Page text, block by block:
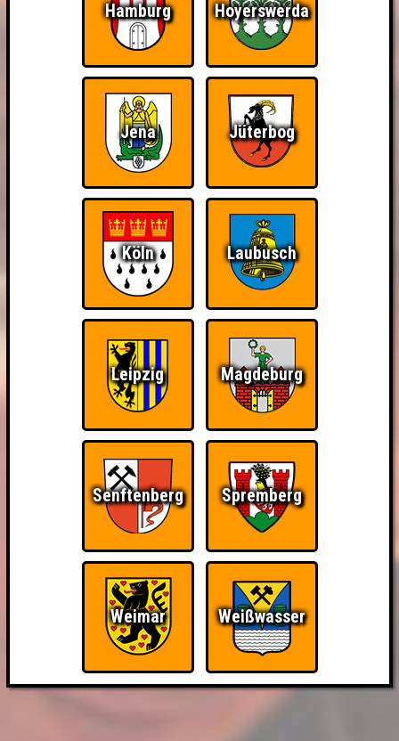
Hamburg Hoyerswerda
Jena Jüterbog
Köln Laubusch
Leipzig Magdeburg
Senftenberg Spremberg
Weimar Weißwasser